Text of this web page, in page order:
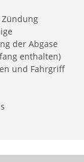
der Abgase
enthalten)
und Fahrgriff